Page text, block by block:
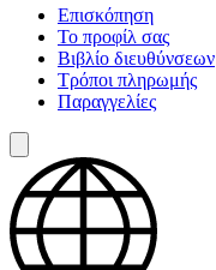
Επισκόπηση
Το προφίλ σας
Βιβλίο διευθύνσεων
Τρόποι πληρωμής
Παραγγελίες